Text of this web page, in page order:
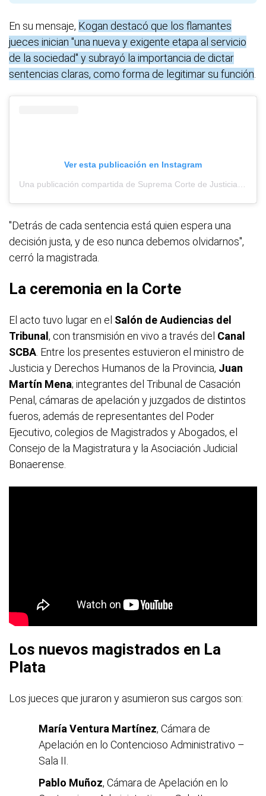
En su mensaje, Kogan destacó que los flamantes
jueces inician "una nueva y exigente etapa al servicio
de la sociedad" y subrayó la importancia de dictar
sentencias claras, como forma de legitimar su función
Ver esta publicación en Instagram
"Detrás de cada sentencia está quien espera una
decisión justa, y de eso nunca debemos olvidarnos",
cerró la magistrada.
La ceremonia en la Corte
El acto tuvo lugar en el Salón de Audiencias del
Tribunal , con transmisión en vivo a través del Canal
SCBA . Entre los presentes estuvieron el ministro de
Justicia y Derechos Humanos de la Provincia, Juan
Martín Mena; integrantes del Tribunal de Casación
Penal, cámaras de apelación y juzgados de distintos
fueros, además de representantes del Poder
Ejecutivo, colegios de Magistrados y Abogados, el
Consejo de la Magistratura y la Asociación Judicial
Bonaerense.
Los nuevos magistrados en La
Plata
Los jueces que juraron y asumieron sus cargos son:
María Ventura Martínez, Cámara de
Apelación en lo Contencioso Administrativo –
Sala II.
Pablo Muñoz, Cámara de Apelación en lo